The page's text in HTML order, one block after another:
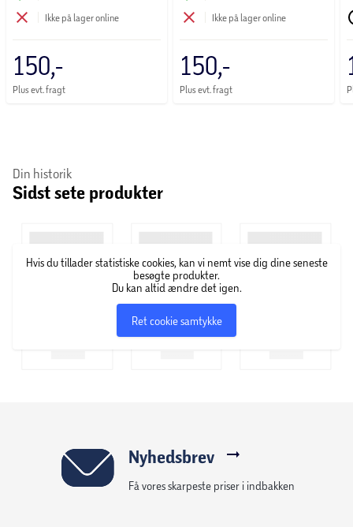
140 cm
Ikke på lager online
150,-
Plus evt. fragt
cm
70x140 cm
Ikke på lager online
150,-
Plus evt. fragt
Din historik
Sidst sete produkter
Hvis du tillader statistiske cookies, kan vi nemt vise dig dine seneste
besøgte produkter.
Du kan altid ændre det igen.
Ret cookie samtykke
Nyhedsbrev
Få vores skarpeste priser i indbakken